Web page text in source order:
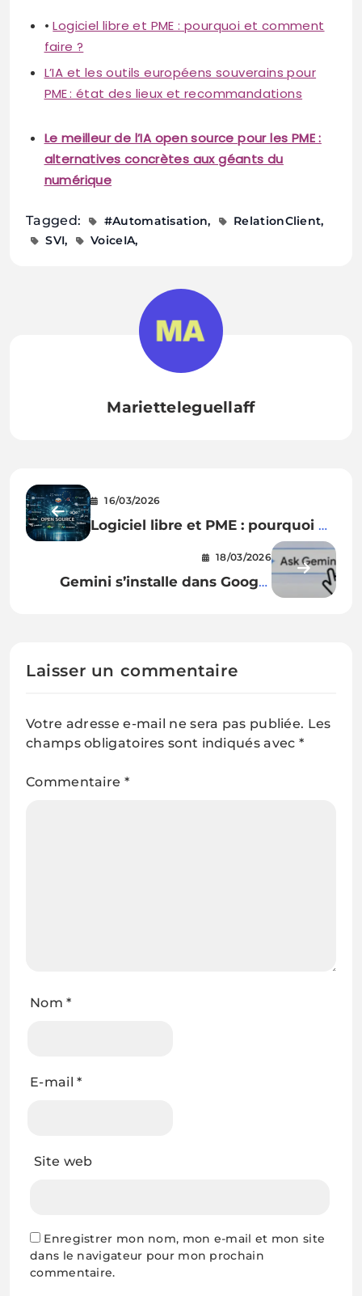
•Logiciel libre et PME : pourquoi et comment
faire ?
L’IA et les outils européens souverains pour
PME : état des lieux et recommandations
Le meilleur de l’IA open source pour les PME :
alternatives concrètes aux géants du
numérique
Tagged: #Automatisation
RelationClient
SVI
VoiceIA
Marietteleguellaff
16/03/2026
Logiciel libre et PME : pourquoi et
18/03/2026
Gemini s’installe dans Google
Laisser un commentaire
Votre adresse e-mail ne sera pas publiée. Les
champs obligatoires sont indiqués avec *
Commentaire *
Nom*
E-mail*
Site web
Enregistrer mon nom, mon e-mail et mon site
dans le navigateur pour mon prochain
commentaire.